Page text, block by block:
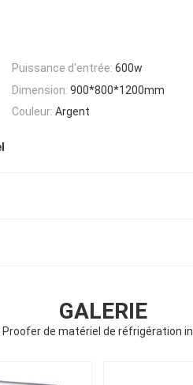
Puissance d'entrée: 600w
Dimension: 900*800*1200mm
Couleur: Argent
GALERIE
de matériel de réfrigération